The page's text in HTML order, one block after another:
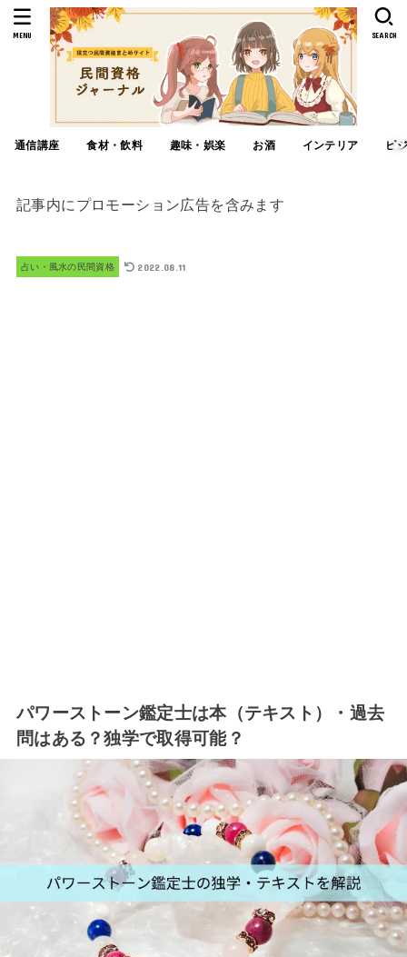
通信講座 食材・飲料 趣味・娯楽 お酒 インテリア ビ
SEARCH
MENU
記事内にプロモーション広告を含みます
占い・風水の民間資格 2022.08.11
パワーストーン鑑定士は本（テキスト）・過去
問はある？独学で取得可能？